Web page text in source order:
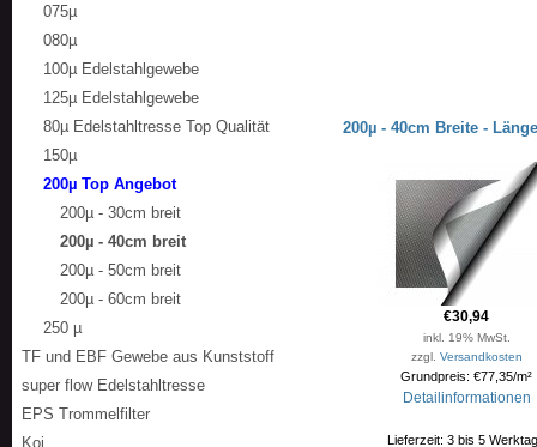
200µ - 40cm Breite -
€30,94
inkl. 19% MwSt.
zzgl. Versandkosten
Grundpreis: €77,35/m²
Detailinformationen
Lieferzeit: 3 bis 5
075µ
080µ
100µ Edelstahlgewebe
125µ Edelstahlgewebe
80µ Edelstahltresse Top Qualität
150µ
200µ Top Angebot
200µ - 30cm breit
200µ - 40cm breit
200µ - 50cm breit
200µ - 60cm breit
250 µ
TF und EBF Gewebe aus Kunststoff
super flow Edelstahltresse
EPS Trommelfilter
Koi